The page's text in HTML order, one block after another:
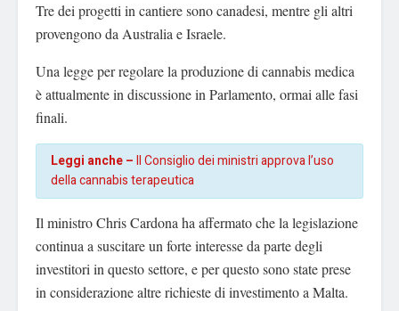
Tre dei progetti in cantiere sono canadesi, mentre gli altri
provengono da Australia e Israele.
Una legge per regolare la produzione di cannabis medica
è attualmente in discussione in Parlamento, ormai alle fasi
finali.
Leggi anche –Il Consiglio dei ministri approva l’uso
della cannabis terapeutica
Il ministro Chris Cardona ha affermato che la legislazione
continua a suscitare un forte interesse da parte degli
investitori in questo settore, e per questo sono state prese
in considerazione altre richieste di investimento a Malta.